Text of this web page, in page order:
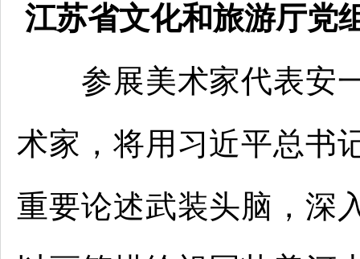
江苏省文化和旅游厅党
参展美术家代表安一
术家，将用习近平总书
重要论述武装头脑，深